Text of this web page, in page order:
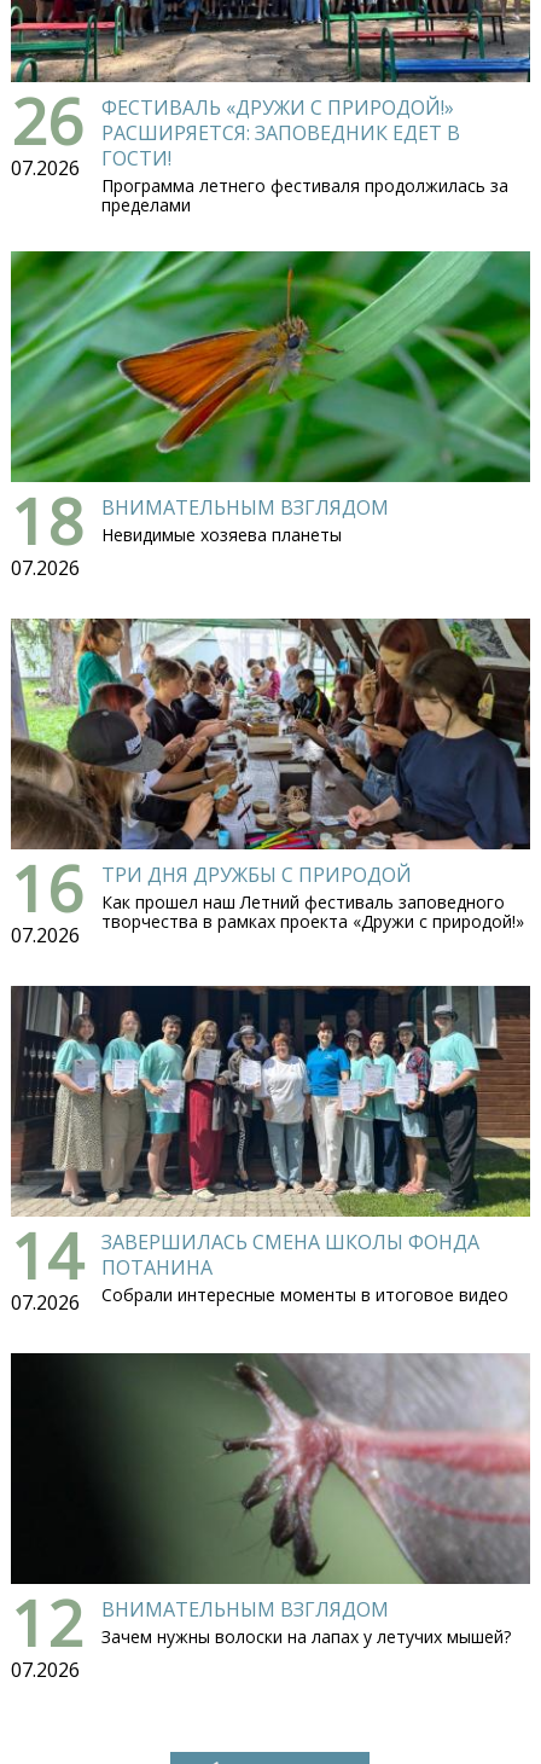
26
07.2026
ФЕСТИВАЛЬ «ДРУЖИ С ПРИРОДОЙ!»
РАСШИРЯЕТСЯ: ЗАПОВЕДНИК ЕДЕТ В
ГОСТИ!
Программа летнего фестиваля продолжилась за
пределами
18
07.2026
ВНИМАТЕЛЬНЫМ ВЗГЛЯДОМ
Невидимые хозяева планеты
16
07.2026
ТРИ ДНЯ ДРУЖБЫ С ПРИРОДОЙ
Как прошел наш Летний фестиваль заповедного
творчества в рамках проекта «Дружи с природой!»
14
07.2026
ЗАВЕРШИЛАСЬ СМЕНА ШКОЛЫ ФОНДА
ПОТАНИНА
Собрали интересные моменты в итоговое видео
12
07.2026
ВНИМАТЕЛЬНЫМ ВЗГЛЯДОМ
Зачем нужны волоски на лапах у летучих мышей?